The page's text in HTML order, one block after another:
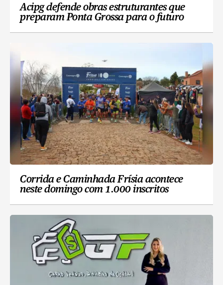
Acipg defende obras estruturantes que
preparam Ponta Grossa para o futuro
Corrida e Caminhada Frísia acontece
neste domingo com 1.000 inscritos